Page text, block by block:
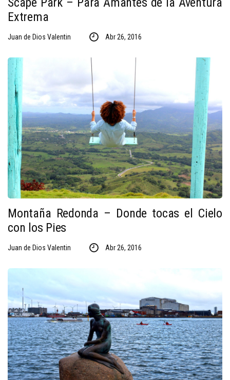
Extrema
Juan de Dios Valentin Abr 26, 2016
Montaña Redonda – Donde tocas el Cielo
con los Pies
Juan de Dios Valentin Abr 26, 2016